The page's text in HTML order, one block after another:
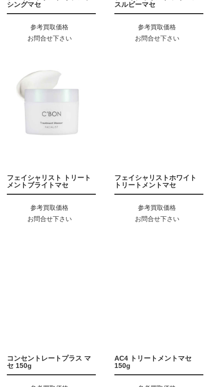
シングマセ
参考買取価格
お問合せ下さい
スルビーマセ
参考買取価格
お問合せ下さい
フェイシャリスト トリート
メントブライトマセ
参考買取価格
お問合せ下さい
フェイシャリストホワイト
トリートメントマセ
参考買取価格
お問合せ下さい
コンセントレートプラス マ
セ 150g
AC4 トリートメントマセ
150g